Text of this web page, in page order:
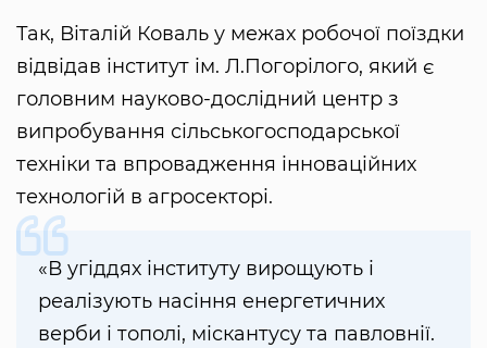
Так, Віталій Коваль у межах робочої поїздки
відвідав інститут ім. Л.Погорілого, який є
головним науково-дослідний центр з
випробування сільськогосподарської
техніки та впровадження інноваційних
технологій в агросекторі.
«В угіддях інституту вирощують і
реалізують насіння енергетичних
верби і тополі, міскантусу та павловнії.